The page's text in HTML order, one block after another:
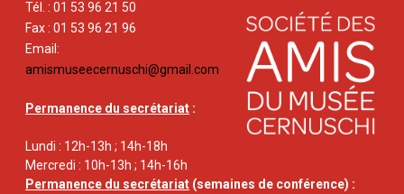
Tél. : 01 53 96 21 50
Fax : 01 53 96 21 96
Email:
amismuseecernuschi@gmail.com
Permanence du secrétariat :
Lundi : 12h-13h ; 14h-18h
Mercredi : 10h-13h ; 14h-16h
Permanence du secrétariat (semaines de conférence) :